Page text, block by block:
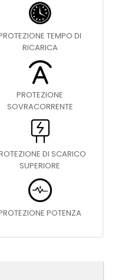
TEMPO DI
RICARICA
PROTEZIONE
SOVRACORRENTE
DI SCARICO
SUPERIORE
POTENZA